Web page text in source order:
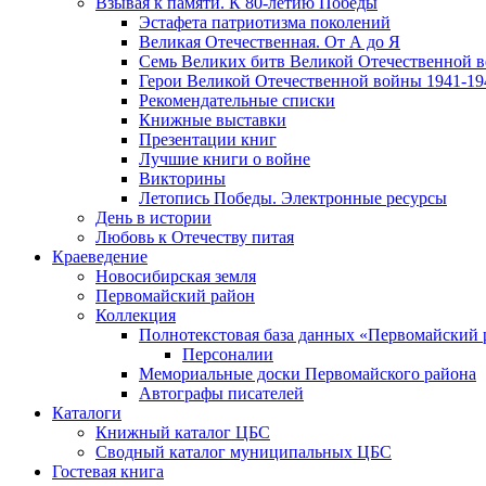
Эcтафета патриотизма поколений
Великая Отечественная. От А до Я
Семь Великих битв Великой Отечественной
Герои Великой Отечественной войны 1941-
Рекомендательные списки
Книжные выставки
Презентации книг
Лучшие книги о войне
Викторины
Летопись Победы. Электронные ресурсы
День в истории
Любовь к Отечеству питая
Краеведение
Новосибирская земля
Первомайский район
Коллекция
Полнотекстовая база данных «Первомайский
Персоналии
Мемориальные доски Первомайского района
Автографы писателей
Каталоги
Книжный каталог ЦБС
Сводный каталог муниципальных ЦБС
Гостевая книга